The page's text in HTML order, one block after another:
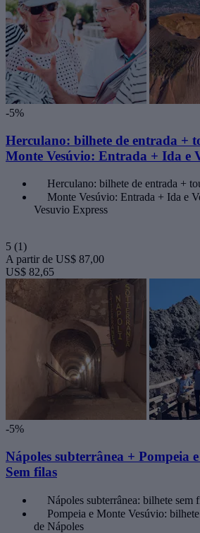
-5%
Herculano: bilhete de entrada +
Monte Vesúvio: Entrada + Ida e
Herculano: bilhete de entrada +
Monte Vesúvio: Entrada + Ida e
Vesuvio Express
5 (1)
A partir de US$ 87,00
US$ 82,65
-5%
Nápoles subterrânea + Pompeia
Sem filas
Nápoles subterrânea: bilhete sem
Pompeia e Monte Vesúvio:
de Nápoles